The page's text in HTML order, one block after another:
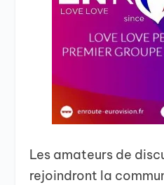
Les amateurs de
rejoindront la